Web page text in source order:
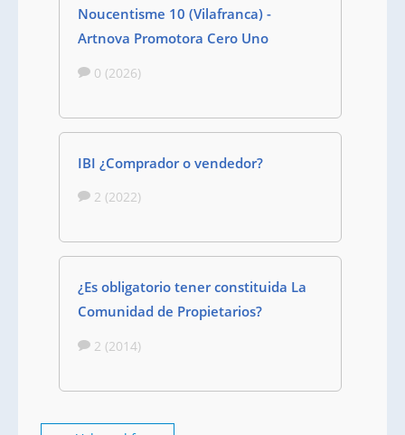
Noucentisme 10 (Vilafranca) -
Artnova Promotora Cero Uno
0 (2026)
IBI ¿Comprador o vendedor?
2 (2022)
¿Es obligatorio tener constituida La
Comunidad de Propietarios?
2 (2014)